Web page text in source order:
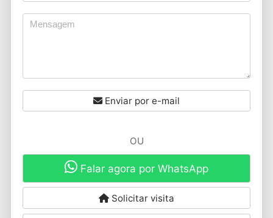
Enviar por e-mail
OU
Falar agora por WhatsApp
Solicitar visita